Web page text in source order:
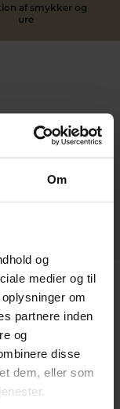
Om
og
medier og til
om
partnere inden
og
disse
dem, eller som
af smykker og
ure